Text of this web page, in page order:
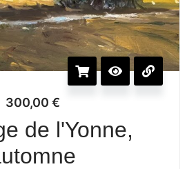
300,00 €
de l'Yonne,